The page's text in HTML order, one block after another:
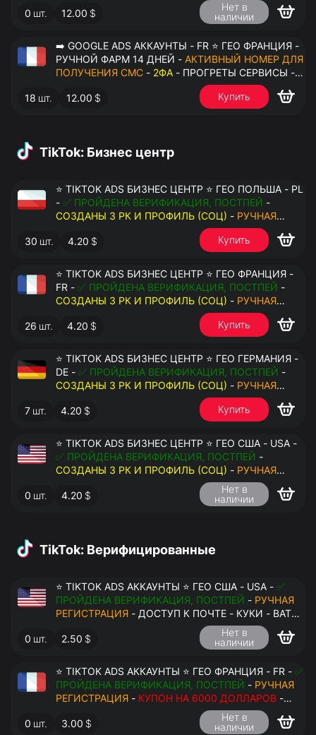
0 шт. 12.00 $
Нет в
наличии
➡️ GOOGLE ADS АККАУНТЫ - FR ⭐ ГЕО ФРАНЦИЯ -
РУЧНОЙ ФАРМ 14 ДНЕЙ - АКТИВНЫЙ НОМЕР ДЛЯ
ПОЛУЧЕНИЯ СМС - 2ФА - ПРОГРЕТЫ СЕРВИСЫ -
18 шт. 12.00 $ Купить
TikTok: Бизнес центр
⭐ TIKTOK ADS БИЗНЕС ЦЕНТР ⭐ ГЕО ПОЛЬША - PL
- ✅ ПРОЙДЕНА ВЕРИФИКАЦИЯ, ПОСТПЕЙ -
СОЗДАНЫ 3 РК И ПРОФИЛЬ (СОЦ) - РУЧНАЯ
- ДОСТУП К ПОЧТЕ - КУКИ - ВАТ
ЗАПОЛНЕН - ПЕРЕДАЧА В АНТИДЕТЕКТ
30 шт. 4.20 $ Купить
⭐ TIKTOK ADS БИЗНЕС ЦЕНТР ⭐ ГЕО ФРАНЦИЯ -
FR - ✅ ПРОЙДЕНА ВЕРИФИКАЦИЯ, ПОСТПЕЙ -
СОЗДАНЫ 3 РК И ПРОФИЛЬ (СОЦ) - РУЧНАЯ
- ДОСТУП К ПОЧТЕ - КУКИ - ВАТ
ЗАПОЛНЕН - ПЕРЕДАЧА В АНТИДЕТЕКТ
26 шт. 4.20 $ Купить
⭐ TIKTOK ADS БИЗНЕС ЦЕНТР ⭐ ГЕО ГЕРМАНИЯ -
DE - ✅ ПРОЙДЕНА ВЕРИФИКАЦИЯ, ПОСТПЕЙ -
СОЗДАНЫ 3 РК И ПРОФИЛЬ (СОЦ) - РУЧНАЯ
- ДОСТУП К ПОЧТЕ - КУКИ - ВАТ
ЗАПОЛНЕН - ПЕРЕДАЧА В АНТИДЕТЕКТ
7 шт. 4.20 $ Купить
⭐ TIKTOK ADS БИЗНЕС ЦЕНТР ⭐ ГЕО США - USA -
✅ ПРОЙДЕНА ВЕРИФИКАЦИЯ, ПОСТПЕЙ -
СОЗДАНЫ 3 РК И ПРОФИЛЬ (СОЦ) - РУЧНАЯ
- ДОСТУП К ПОЧТЕ - КУКИ - ВАТ
ЗАПОЛНЕН - ПЕРЕДАЧА В АНТИДЕТЕКТ
0 шт. 4.20 $
Нет в
наличии
TikTok: Верифицированные
⭐ TIKTOK ADS АККАУНТЫ ⭐ ГЕО США - USA - ✅
ПРОЙДЕНА ВЕРИФИКАЦИЯ, ПОСТПЕЙ - РУЧНАЯ
РЕГИСТРАЦИЯ - ДОСТУП К ПОЧТЕ - КУКИ - ВАТ
ЗАПОЛНЕН - ПЕРЕДАЧА В АНТИДЕТЕКТ
0 шт. 2.50 $
Нет в
наличии
⭐ TIKTOK ADS АККАУНТЫ ⭐ ГЕО ФРАНЦИЯ - FR - ✅
ПРОЙДЕНА ВЕРИФИКАЦИЯ, ПОСТПЕЙ - РУЧНАЯ
РЕГИСТРАЦИЯ - КУПОН НА 6000 ДОЛЛАРОВ -
ДОСТУП К ПОЧТЕ - КУКИ - ВАТ ЗАПОЛНЕН -
ПЕРЕДАЧА В АНТИДЕТЕКТ
0 шт. 3.00 $
Нет в
наличии